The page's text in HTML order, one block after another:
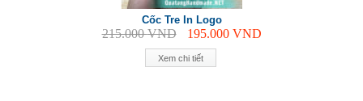
Xem chi tiết
Cốc Tre In Logo
215.000VND 195.000 VND